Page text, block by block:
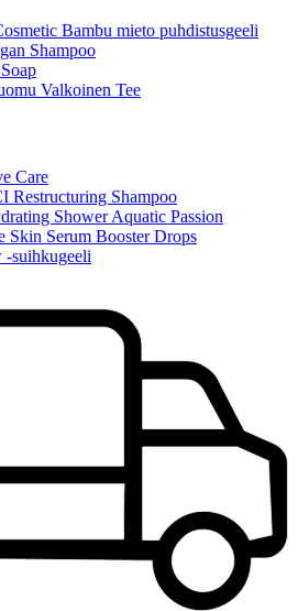
Bambu mieto puhdistusgeeli
Shampoo
Valkoinen Tee
Care
Shampoo
Shower Aquatic Passion
Skin Serum Booster Drops
suihkugeeli